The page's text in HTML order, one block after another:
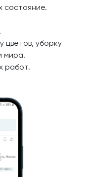
состояние.
цветов, уборку
мира.
работ.